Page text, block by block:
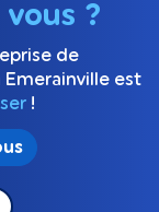
?
de
Emerainville est
!